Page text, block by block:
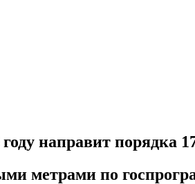
году направит
метрами по